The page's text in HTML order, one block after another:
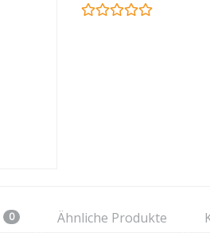
0 Ähnliche Produkte